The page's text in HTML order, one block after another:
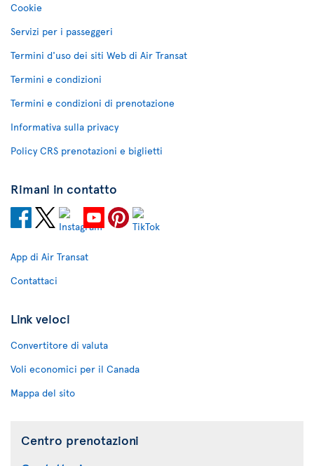
Cookie
Servizi per i passeggeri
Termini d'uso dei siti Web di Air Transat
Termini e condizioni
Termini e condizioni di prenotazione
Informativa sulla privacy
Policy CRS prenotazioni e biglietti
Rimani in contatto
App di Air Transat
Contattaci
Link veloci
Convertitore di valuta
Voli economici per il Canada
Mappa del sito
Centro prenotazioni